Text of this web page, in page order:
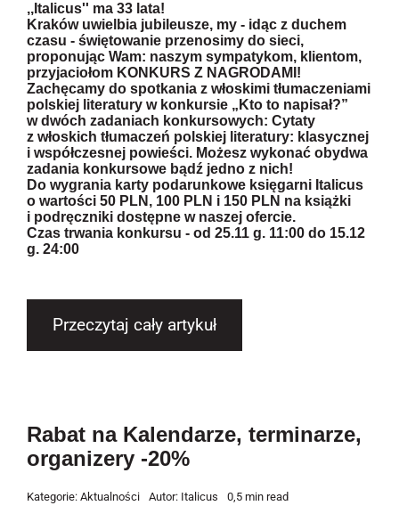
,,Italicus'' ma 33 lata!
Kraków uwielbia jubileusze, my - idąc z duchem
czasu - świętowanie przenosimy do sieci,
proponując Wam: naszym sympatykom, klientom,
przyjaciołom KONKURS Z NAGRODAMI!
Zachęcamy do spotkania z włoskimi tłumaczeniami
polskiej literatury w konkursie „Kto to napisał?”
w dwóch zadaniach konkursowych: Cytaty
z włoskich tłumaczeń polskiej literatury: klasycznej
i współczesnej powieści. Możesz wykonać obydwa
zadania konkursowe bądź jedno z nich!
Do wygrania karty podarunkowe księgarni Italicus
o wartości 50 PLN, 100 PLN i 150 PLN na książki
i podręczniki dostępne w naszej ofercie.
Czas trwania konkursu - od 25.11 g. 11:00 do 15.12
g. 24:00
Przeczytaj cały artykuł
Rabat na Kalendarze, terminarze,
organizery -20%
Kategorie: Aktualności Autor: Italicus 0,5 min read